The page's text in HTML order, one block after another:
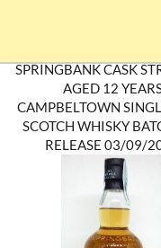
SPRINGBANK CASK
AGED 12
CAMPBELTOWN
SCOTCH WHISKY
RELEASE 03/09/